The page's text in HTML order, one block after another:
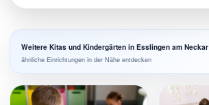
Weitere Kitas und Kindergärten in Esslingen am Neckar
ähnliche Einrichtungen in der Nähe entdecken